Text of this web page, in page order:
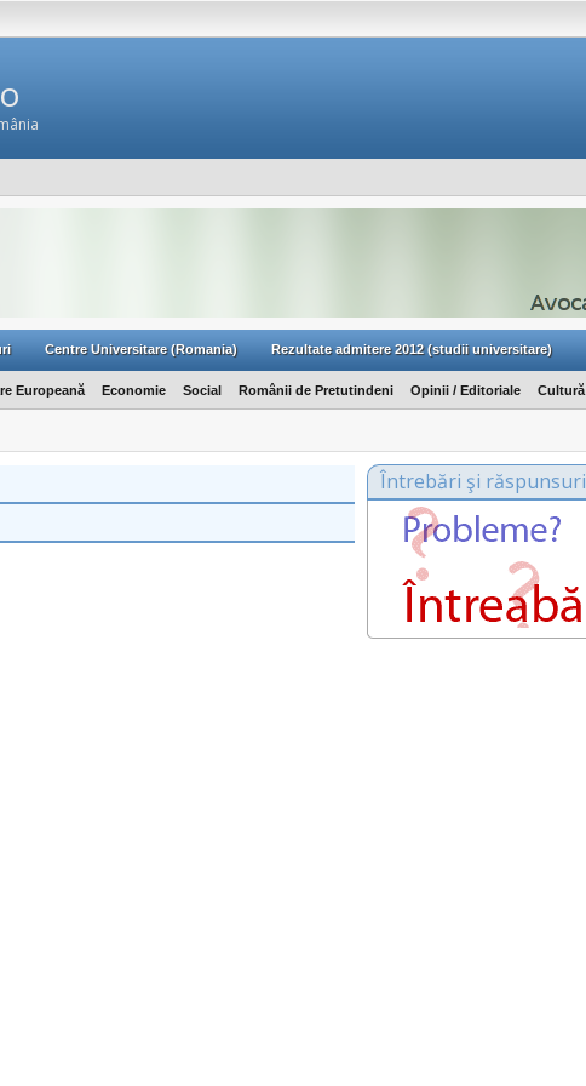
Centre Universitare (Romania) Rezultate admitere 2012 (studii universitare)
Europeană Economie Social Românii de Pretutindeni Opinii / Editoriale Cultură
Întrebări şi răspunsuri